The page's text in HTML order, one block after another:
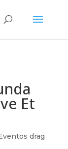
Et
drag